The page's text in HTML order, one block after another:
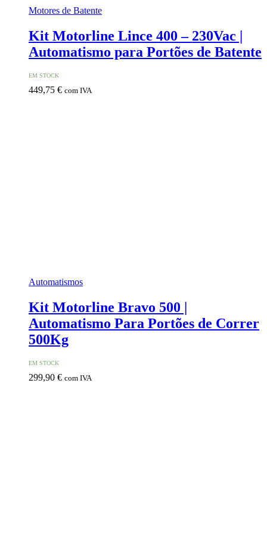
Motores de Batente
Kit Motorline Lince 400 – 230Vac |
Automatismo para Portões de Batente
EM STOCK
449,75 € com IVA
Automatismos
Kit Motorline Bravo 500 |
Automatismo Para Portões de Correr
500Kg
EM STOCK
299,90 € com IVA